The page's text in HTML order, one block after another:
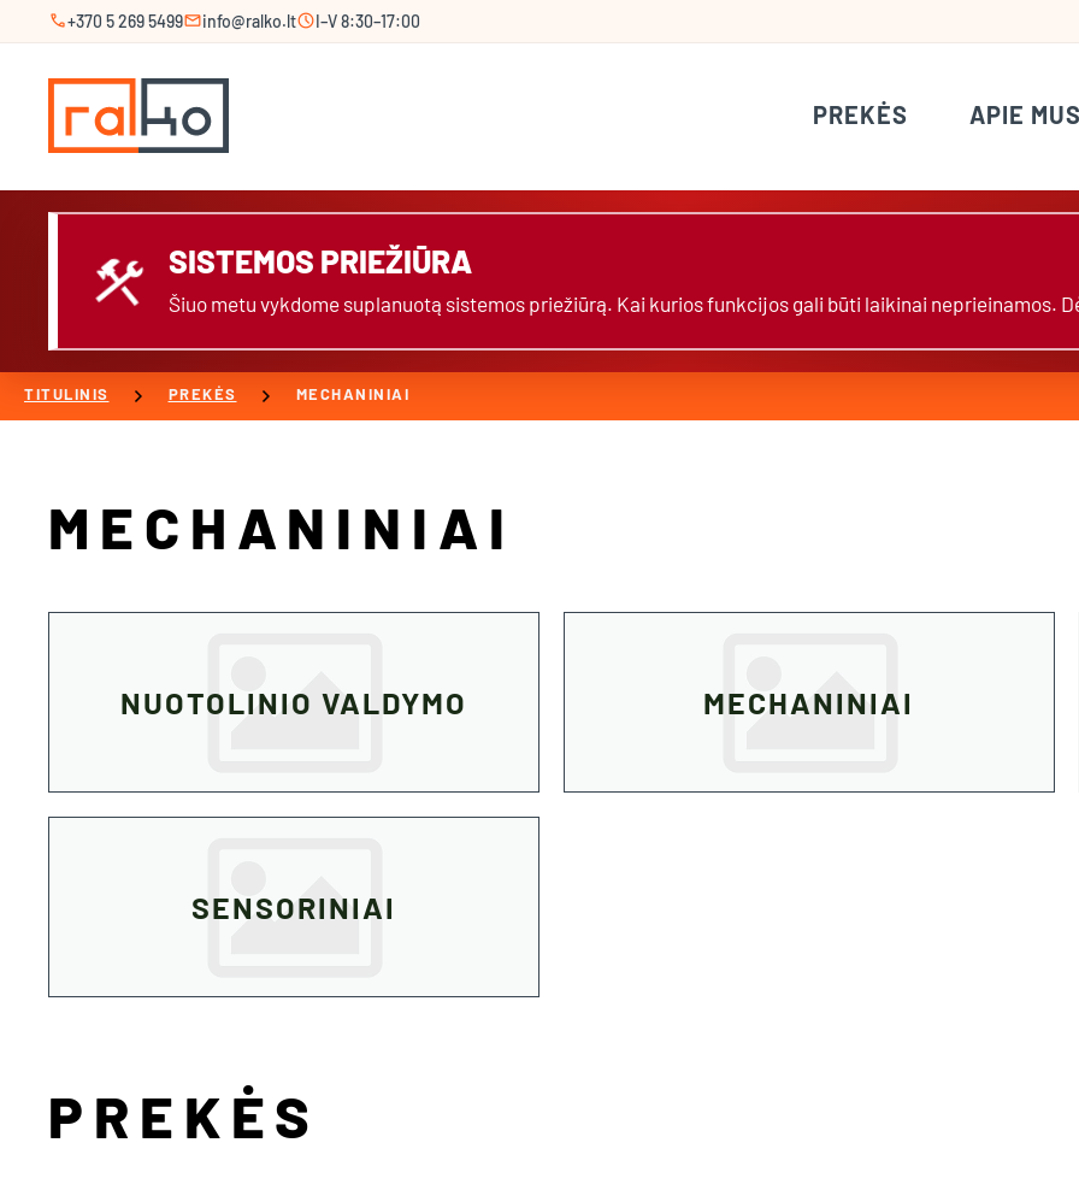
call+370 5 269 5499mailinfo@ralko.ltscheduleI–V 8:30–17:00
PREKĖS APIE MUS
construction SISTEMOS PRIEŽIŪRA
Šiuo metu vykdome suplanuotą sistemos priežiūrą. Kai kurios funkcijos gali būti laikinai neprieinamos.
TITULINIS chevron_right PREKĖS chevron_right MECHANINIAI
MECHANINIAI
NUOTOLINIO VALDYMO MECHANINIAI
SENSORINIAI
PREKĖS